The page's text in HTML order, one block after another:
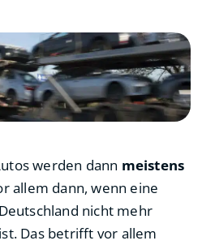
werden dann meistens
allem dann, wenn eine
nicht mehr
Das betrifft vor allem